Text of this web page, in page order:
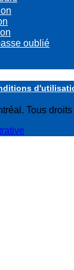
oublié
Tous droits